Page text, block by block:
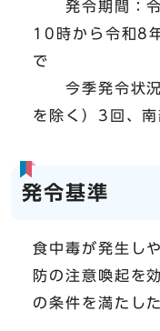
発令期間：令
10時から令和8
で
今季発令状況
を除く）3回、
発令基準
食中毒が発生し
防の注意喚起を
の条件を満たし